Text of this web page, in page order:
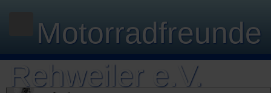
Motorradfreunde
Rehweiler e.V.